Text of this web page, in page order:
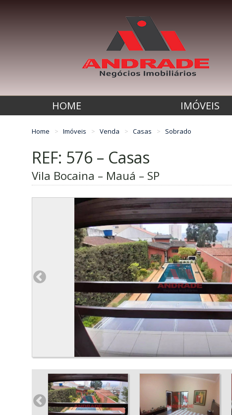
HOME IMÓVEIS
Home Imóveis Venda Casas Sobrado
REF: 576 – Casas
Vila Bocaina – Mauá – SP